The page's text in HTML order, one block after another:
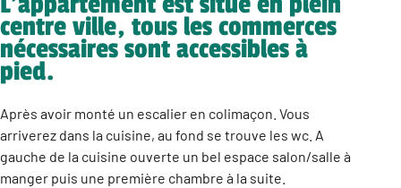
centre ville, tous les commerces
nécessaires sont accessibles à
pied.
Après avoir monté un escalier en colimaçon. Vous
arriverez dans la cuisine, au fond se trouve les wc. A
gauche de la cuisine ouverte un bel espace salon/salle à
manger puis une première chambre à la suite.